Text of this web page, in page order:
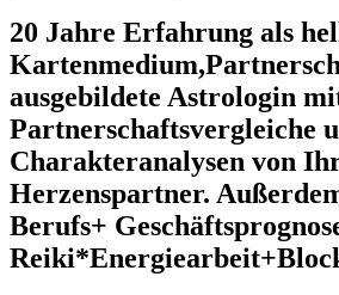
20 Jahre Erfahrung als
ausgebildete Astrologin
Partnerschaftsvergleiche
Charakteranalysen von
Herzenspartner.
Berufs+